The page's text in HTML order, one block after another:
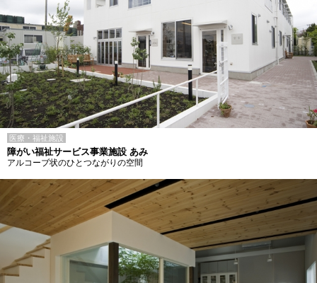
医療・福祉施設
障がい福祉サービス事業施設 あみ
アルコーブ状のひとつながりの空間